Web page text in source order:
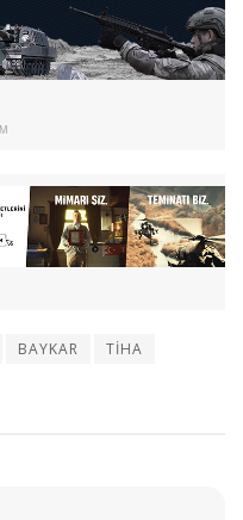
BAYKAR TİHA